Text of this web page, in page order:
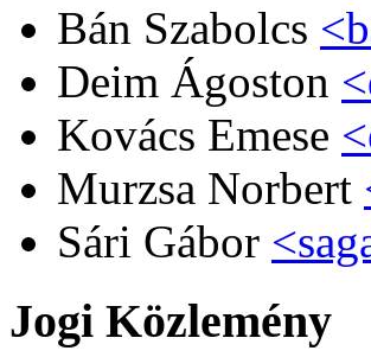
Bán Szabolcs
Deim Ágoston
Kovács Emese
Murzsa Norbert
Sári Gábor
Jogi Közlemény